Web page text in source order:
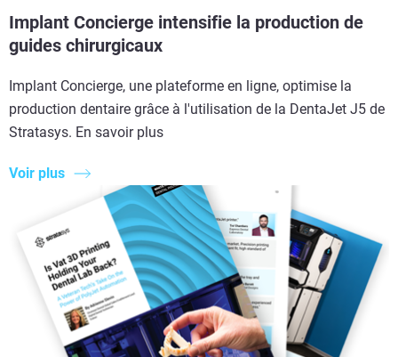
Implant Concierge intensifie la production de
guides chirurgicaux
Implant Concierge, une plateforme en ligne, optimise la
production dentaire grâce à l'utilisation de la DentaJet J5 de
Stratasys. En savoir plus
Voir plus